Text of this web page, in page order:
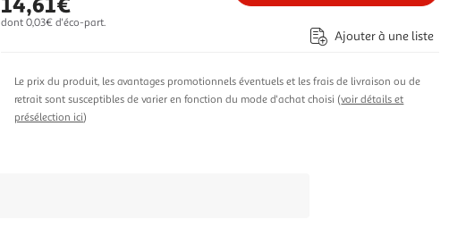
dont 0,03€ d'éco-part.
Ajouter à une liste
Le prix du produit, les avantages promotionnels éventuels et les frais de livraison ou de
retrait sont susceptibles de varier en fonction du mode d'achat choisi (voir détails et
présélection ici)